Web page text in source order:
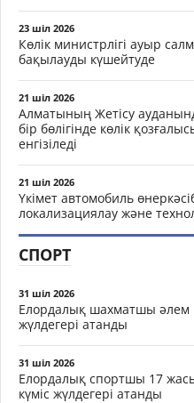
23 шіл 2026
Көлік министрлігі ауыр
бақылауды күшейтуде
21 шіл 2026
Алматының Жетісу
бір бөлігінде көлік
енгізіледі
21 шіл 2026
Үкімет автомобиль
локализациялау және
СПОРТ
31 шіл 2026
Елордалық шахматшы
жүлдегері атанды
31 шіл 2026
Елордалық спортшы 17
күміс жүлдегері атанды